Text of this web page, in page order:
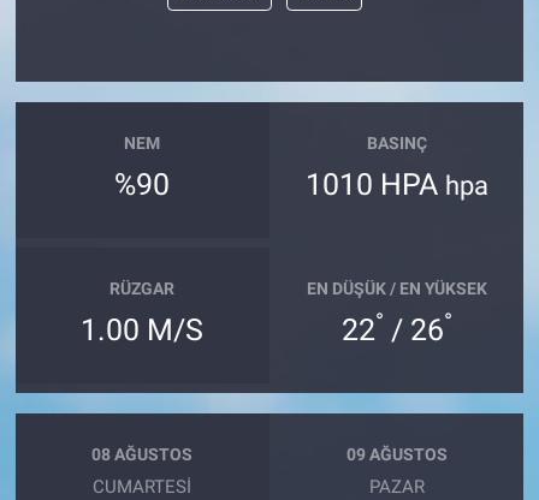
NEM
%90
BASINÇ
1010 HPA hpa
RÜZGAR
1.00 M/S
EN DÜŞÜK / EN YÜKSEK
22° / 26°
08 AĞUSTOS
CUMARTESI
09 AĞUSTOS
PAZAR